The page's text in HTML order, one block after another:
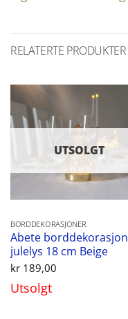
RELATERTE PRODUKTER
UTSOLGT
BORDDEKORASJONER
Abete borddekorasjon
julelys 18 cm Beige
kr189,00
Utsolgt